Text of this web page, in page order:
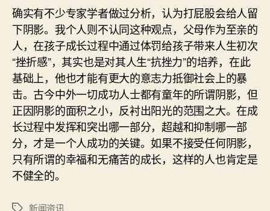
确实有不少专家学者做过分析，认为打屁股会给人留
下阴影。我个人则不认同这种观点，父母作为至亲的
人，在孩子成长过程中通过体罚给孩子带来人生初次
“挫折感”，其实也是对其人生“抗挫力”的培养，在此
基础上，他也才能有更大的意志力抵御社会上的暴
击。古今中外一切成功人士都有童年的所谓阴影，但
正因阴影的面积之小，反衬出阳光的范围之大。在成
长过程中发挥和突出哪一部分，超越和抑制哪一部
分，才是一个人成功的关键。如果不接受任何阴影，
只有所谓的幸福和无痛苦的成长，这样的人也肯定是
不健全的。
标
新闻资讯